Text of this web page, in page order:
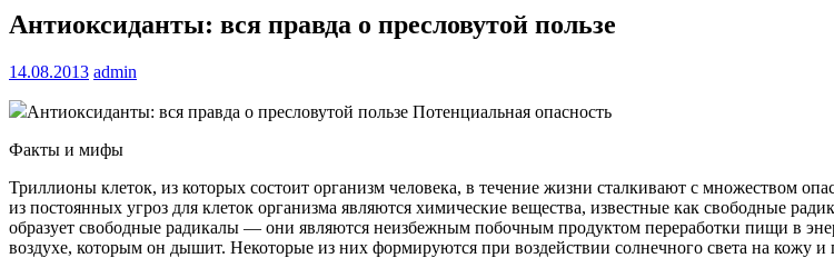
Антиоксиданты: вся правда о пресловутой пользе
14.08.2013 admin
Антиоксиданты: вся правда о пресловутой пользе Потенциальная опасность
Факты и мифы
Триллионы клеток, из которых состоит организм человека, в течение жизни сталкивают с множеством
из постоянных угроз для клеток организма являются химические вещества, известные как свободные
образует свободные радикалы — они являются неизбежным побочным продуктом переработки пищи в
воздухе, которым он дышит. Некоторые из них формируются при воздействии солнечного света на кожу и